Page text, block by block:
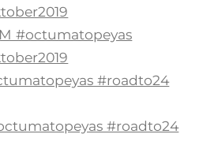
#octumatopeyas
#roadto24
#roadto24